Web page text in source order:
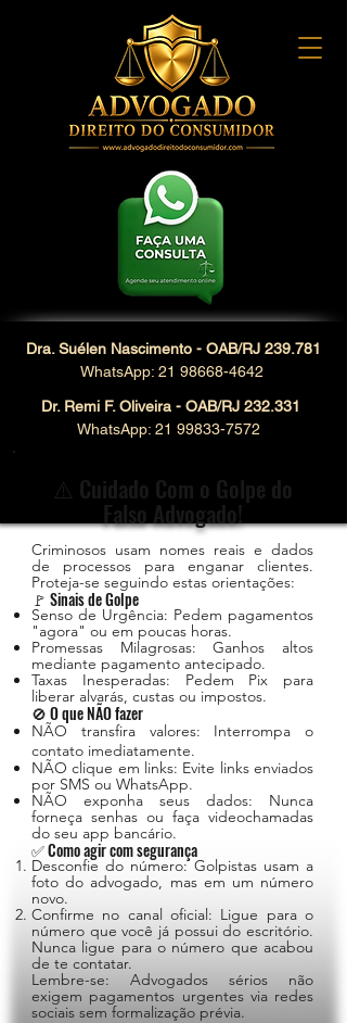
Dra. Suélen Nascimento - OAB/RJ 239.781
WhatsApp: 21 98668-4642
Dr. Remi F. Oliveira - OAB/RJ 232.331
WhatsApp: 21 99833-7572
⚠️ Cuidado Com o Golpe do
Falso Advogado!
Criminosos usam nomes reais e dados
de processos para enganar clientes.
Proteja-se seguindo estas orientações:
🚩 Sinais de Golpe
Senso de Urgência: Pedem pagamentos
"agora" ou em poucas horas.
Promessas Milagrosas: Ganhos altos
mediante pagamento antecipado.
Taxas Inesperadas: Pedem Pix para
liberar alvarás, custas ou impostos.
🚫 O que NÃO fazer
NÃO transfira valores: Interrompa o
contato imediatamente.
NÃO clique em links: Evite links enviados
por SMS ou WhatsApp.
NÃO exponha seus dados: Nunca
forneça senhas ou faça videochamadas
do seu app bancário.
✅ Como agir com segurança
Desconfie do número: Golpistas usam a
foto do advogado, mas em um número
novo.
Confirme no canal oficial: Ligue para o
número que você já possui do escritório.
Nunca ligue para o número que acabou
de te contatar.
Lembre-se: Advogados sérios não
exigem pagamentos urgentes via redes
sociais sem formalização prévia.